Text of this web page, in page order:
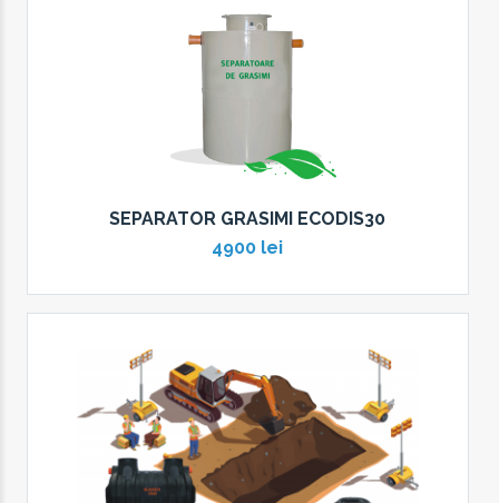
SEPARATOR GRASIMI ECODIS30
4900 lei